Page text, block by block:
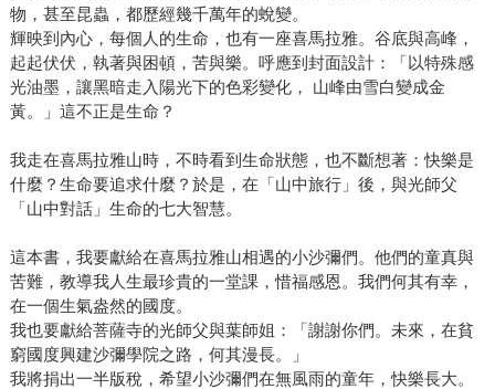
物，甚至昆蟲，都歷經幾千萬年的蛻變。
輝映到內心，每個人的生命，也有一座喜馬拉雅。谷底與高峰，
起起伏伏，執著與困頓，苦與樂。呼應到封面設計：「以特殊感
光油墨，讓黑暗走入陽光下的色彩變化， 山峰由雪白變成金
黃。」這不正是生命？
我走在喜馬拉雅山時，不時看到生命狀態，也不斷想著：快樂是
什麼？生命要追求什麼？於是，在「山中旅行」後，與光師父
「山中對話」生命的七大智慧。
這本書，我要獻給在喜馬拉雅山相遇的小沙彌們。他們的童真與
苦難，教導我人生最珍貴的一堂課，惜福感恩。我們何其有幸，
在一個生氣盎然的國度。
我也要獻給菩薩寺的光師父與葉師姐：「謝謝你們。未來，在貧
窮國度興建沙彌學院之路，何其漫長。」
我將捐出一半版稅，希望小沙彌們在無風雨的童年，快樂長大。